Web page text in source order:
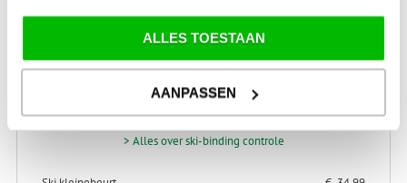
ALLES TOESTAAN
AANPASSEN
SKI-SNOWBOARDONDERHOUD
> Alles over ski-binding controle